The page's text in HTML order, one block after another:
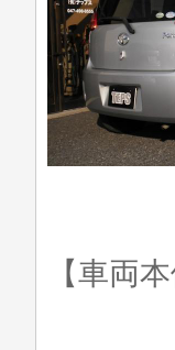
【車両